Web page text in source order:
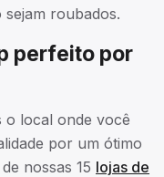
roubados.
perfeito por
o local onde você
por um ótimo
nossas 15 lojas de